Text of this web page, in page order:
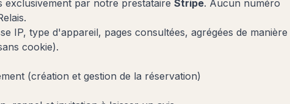
exclusivement par notre prestataire Stripe. Aucun numéro
IP, type d'appareil, pages consultées, agrégées de manière
cookie).
(création et gestion de la réservation)